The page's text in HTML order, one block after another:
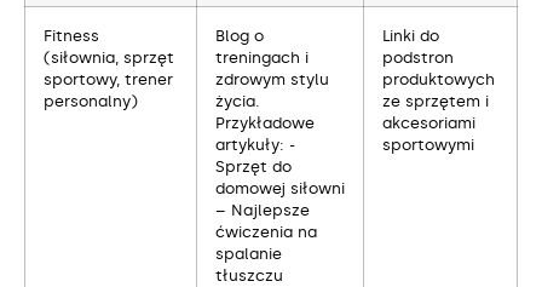
Fitness
(siłownia, sprzęt
sportowy, trener
personalny)
Blog o
treningach i
zdrowym stylu
życia.
Przykładowe
artykuły: -
Sprzęt do
domowej siłowni
– Najlepsze
ćwiczenia na
spalanie
tłuszczu
Linki do
podstron
produktowych
ze sprzętem i
akcesoriami
sportowymi